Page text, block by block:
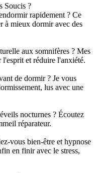
Soucis ?
rapidement ? Ce
à mieux dormir avec des
aux somnifères ? Mes
l'esprit et réduire l'anxiété.
de dormir ? Je vous
lus avec une
nocturnes ? Écoutez
réparateur.
vous bien-être et hypnose
en finir avec le stress,